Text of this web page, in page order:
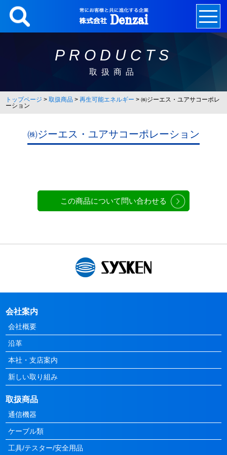
content
PRODUCTS
取扱商品
トップページ > 取扱商品 > 再生可能エネルギー > ㈱ジーエス・ユアサコーポレ
ーション
㈱ジーエス・ユアサコーポレーション
この商品について問い合わせる
会社案内
会社概要
沿革
本社・支店案内
新しい取り組み
取扱商品
通信機器
ケーブル類
工具/テスター/安全用品